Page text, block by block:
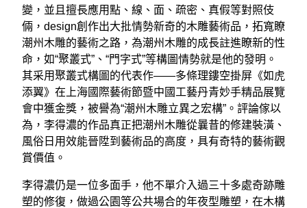
變，並且擅長應用點、線、面、疏密、真假等對照伎
倆，design創作出大批情勢新奇的木雕藝術品，拓寬瞭
潮州木雕的藝術之路，為潮州木雕的成長註進瞭新的性
命，如“聚叢式”、“門字式”等構圖情勢就是他的發明。
其采用聚叢式構圖的代表作——多條理鏤空掛屏《如虎
添翼》在上海國際藝術節暨中國工藝丹青妙手精品展覽
會中獲金獎，被譽為“潮州木雕立異之宏構”。評論傢以
為，李得濃的作品真正把潮州木雕從曩昔的修建裝潢、
風俗日用效能晉陞到藝術品的高度，具有奇特的藝術觀
賞價值。
李得濃仍是一位多面手，他不單介入過三十多處奇跡雕
塑的修復，做過公園等公共場合的年夜型雕塑，在木構